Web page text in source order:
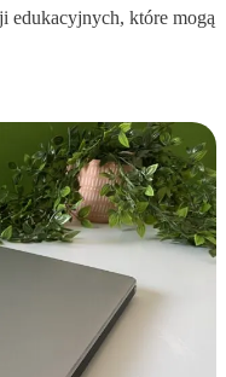
edukacyjnych, które mogą